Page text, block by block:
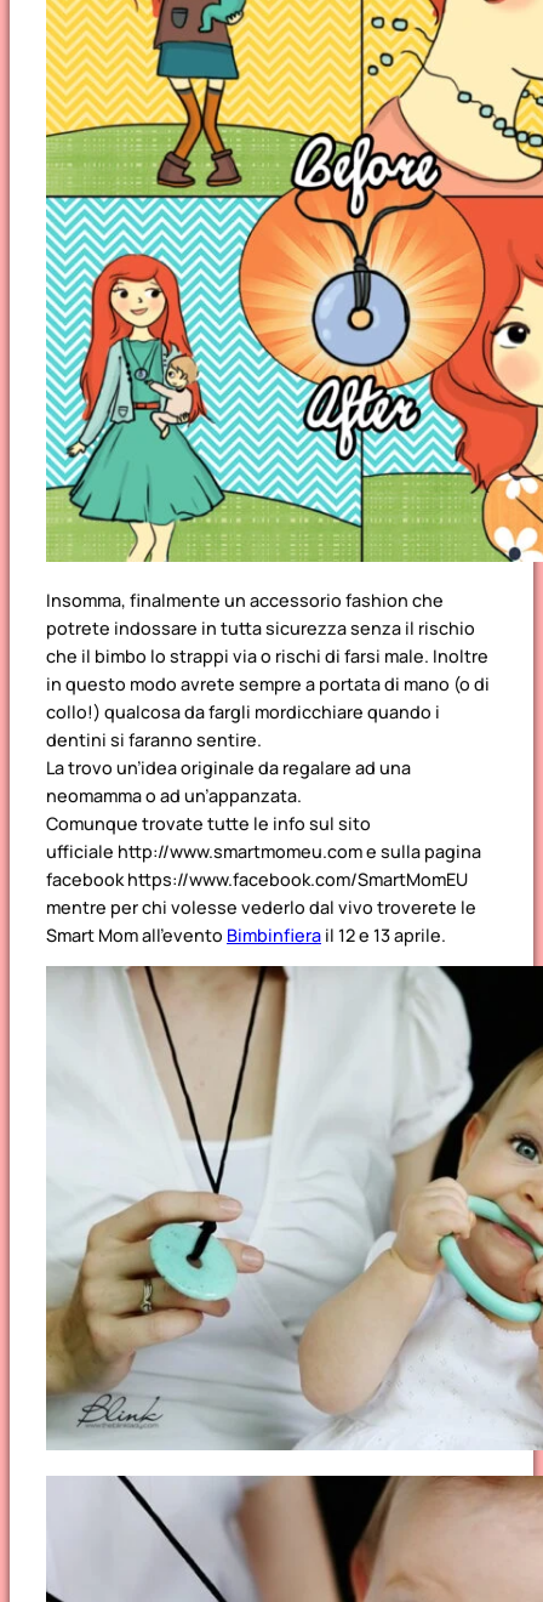
Insomma, finalmente un accessorio fashion che
potrete indossare in tutta sicurezza senza il rischio
che il bimbo lo strappi via o rischi di farsi male. Inoltre
in questo modo avrete sempre a portata di mano (o di
collo!) qualcosa da fargli mordicchiare quando i
dentini si faranno sentire.
La trovo un’idea originale da regalare ad una
neomamma o ad un’appanzata.
Comunque trovate tutte le info sul sito
ufficiale http://www.smartmomeu.com e sulla pagina
facebook https://www.facebook.com/SmartMomEU
mentre per chi volesse vederlo dal vivo troverete le
Smart Mom all’evento Bimbinfiera il 12 e 13 aprile.